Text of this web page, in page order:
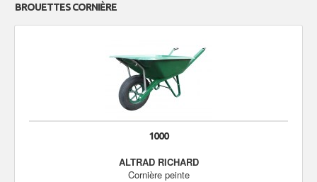
BROUETTES CORNIÈRE
1000
ALTRAD RICHARD
Cornière peinte